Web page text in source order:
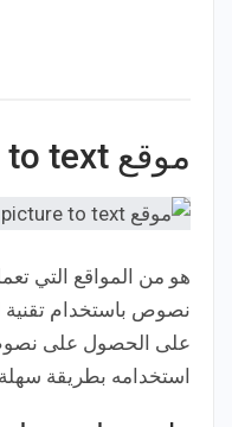
موقع picture to text
هو من المواقع التي
نصوص باستخدام تقنية
على الحصول على
استخدامه بطريقة